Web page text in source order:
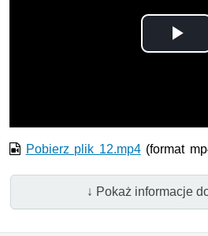
Pobierz plik 12.mp4(format
↓ Pokaż informacje